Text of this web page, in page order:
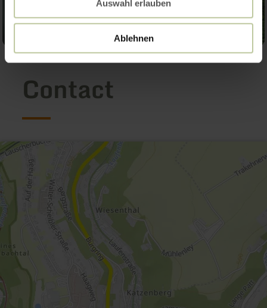
Auswahl erlauben
Ablehnen
Contact